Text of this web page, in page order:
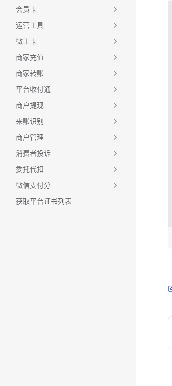
会员卡
运营工具
微工卡
商家充值
商家转账
平台收付通
商户提现
来账识别
商户管理
消费者投诉
委托代扣
微信支付分
获取平台证书列表